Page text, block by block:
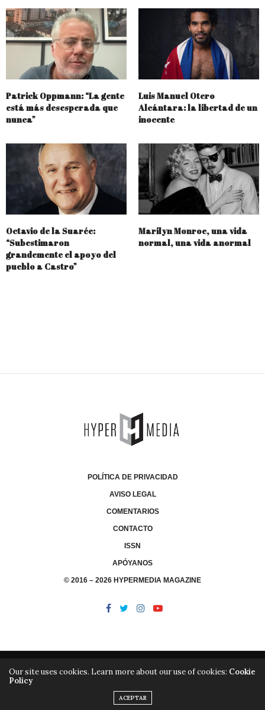
Patrick Oppmann: “La gente
está más desesperada que
nunca”
Luis Manuel Otero
Alcántara: la libertad de un
inocente
Octavio de la Suarée:
“Subestimaron
grandemente el apoyo del
pueblo a Castro”
Marilyn Monroe, una vida
normal, una vida anormal
POLÍTICA DE PRIVACIDAD
AVISO LEGAL
COMENTARIOS
CONTACTO
ISSN
APÓYANOS
© 2016 – 2026 HYPERMEDIA MAGAZINE
LIBRERÍA
Our site uses cookies. Learn more about our use of cookies: Cookie
Policy
ACEPTAR